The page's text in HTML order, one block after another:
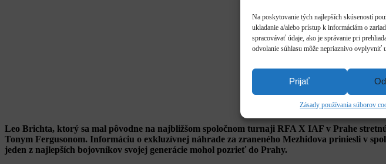
Na poskytovanie tých najlepších skúseností
ukladanie a/alebo prístup k informáciám o
spracovávať údaje, ako je správanie pri
odvolanie súhlasu môže nepriaznivo ovplyvniť
Prijať
Zásady používania súborov
Leo Brichta, ktorý sa mal pôvodne na najbližšom spoločnom turnaji RFA X IAF v Prahe
Tonym Fergusonom. Informáciu o exkluzívnej náhrade za zraneného Mezhidova priniesli v
jeden z najlepších bojovníkov svojej generácie mohol pozrieť do Prahy.